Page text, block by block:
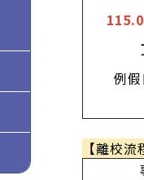
例
【離校流